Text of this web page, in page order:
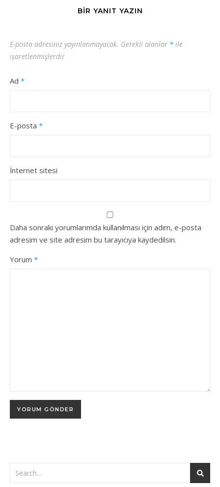
BIR YANIT YAZIN
E-posta adresiniz yayınlanmayacak. Gerekli alanlar * ile
işaretlenmişlerdir
Ad *
E-posta *
İnternet sitesi
Daha sonraki yorumlarımda kullanılması için adım, e-posta
adresim ve site adresim bu tarayıcıya kaydedilsin.
Yorum *